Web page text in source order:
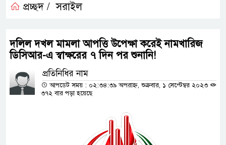
প্রচ্ছদ / সরাইল
দলিল দখল মামলা আপত্তি উপেক্ষা করেই নামখারিজ
ডিসিআর-এ স্বাক্ষরের ৭ দিন পর শুনানি!
প্রতিনিধির নাম
আপডেট সময় : ০২:৩৪:৩৯ অপরাহ্ন, শুক্রবার, ১ সেপ্টেম্বর ২০২৩
৩৭২ বার পড়া হয়েছে